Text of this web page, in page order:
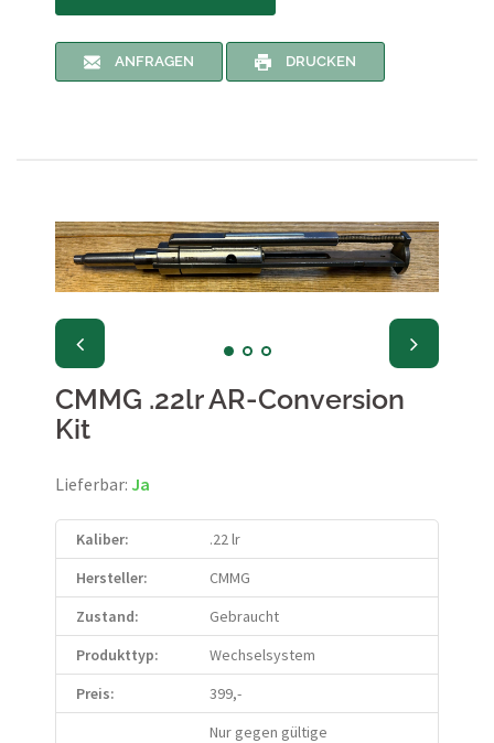
ANFRAGEN DRUCKEN
CMMG .22lr AR-Conversion
Kit
Lieferbar: Ja
Kaliber:
.22 lr
Hersteller:
CMMG
Zustand:
Gebraucht
Produkttyp:
Wechselsystem
Preis:
399,-
Nur gegen gültige